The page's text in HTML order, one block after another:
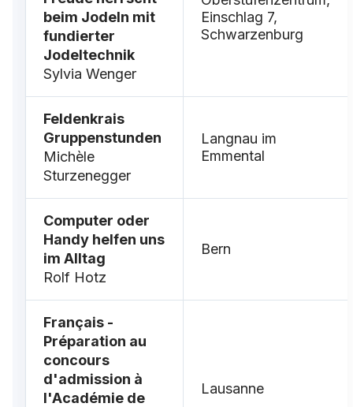
beim Jodeln mit
fundierter
Jodeltechnik
Sylvia Wenger
Einschlag 7,
Schwarzenburg
Feldenkrais
Gruppenstunden
Michèle
Sturzenegger
Langnau im
Emmental
Computer oder
Handy helfen uns
im Alltag
Rolf Hotz
Bern
Français -
Préparation au
concours
d'admission à
l'Académie de
Lausanne